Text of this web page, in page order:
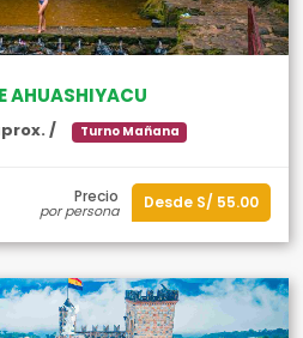
AHUASHIYACU
/ Turno Mañana
Precio
por persona Desde S/ 55.00